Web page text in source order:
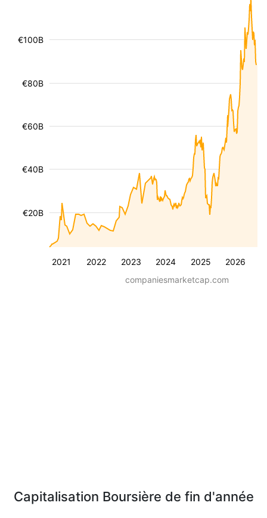
2021 2022 2023 2024 2025 2026
€20B
€40B
€60B
€80B
€100B
companiesmarketcap.com
Capitalisation Boursière de fin d'année